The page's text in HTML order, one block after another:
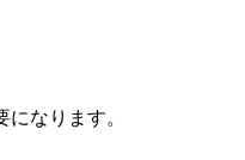
なります。